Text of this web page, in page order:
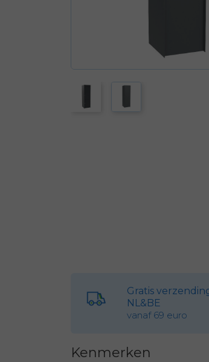
Gratis
NL&BE
vanaf 69 euro
Kenmerken